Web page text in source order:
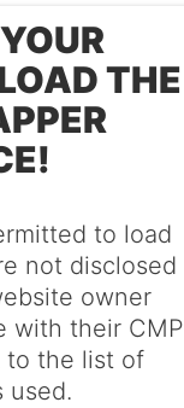
THE
to load
not disclosed
owner
with their CMP
to the list of
used.